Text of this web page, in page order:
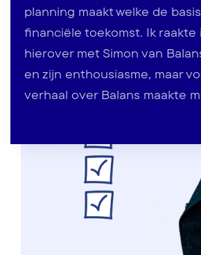
planning maakt welke de
financiële toekomst. Ik raakte
hierover met Simon van
en zijn enthousiasme, maar
verhaal over Balans maakte